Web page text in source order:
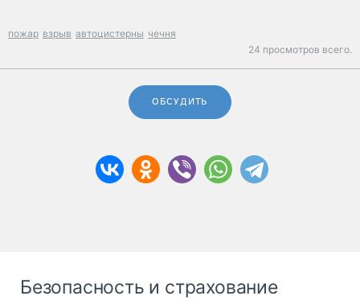
пожар взрыв автоцистерны чечня
24 просмотров всего.
ОБСУДИТЬ
Безопасность и страхование